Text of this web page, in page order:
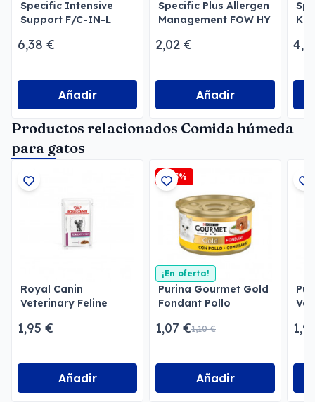
Specific Intensive
Support F/C-IN-L
6,38 €
Añadir
Specific Plus Allergen
Management FOW HY
2,02 €
Añadir
Productos relacionados Comida húmeda
para gatos
Royal Canin
Veterinary Feline
salsa
1,95 €
Añadir
-2,5%
¡En oferta!
Purina Gourmet Gold
Fondant Pollo
1,07 €1,10 €
Añadir